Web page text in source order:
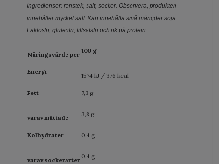
Ingredienser: renstek, salt, socker. Observera, produkten
innehåller mycket salt. Kan innehålla små mängder soja.
Laktosfri, glutenfri, tillsatsfri och rik på protein.
Näringsvärde per
100 g
Energi
1574 kJ / 376 kcal
Fett 7,3 g
varav mättade
3,8 g
Kolhydrater 0,4 g
varav sockerarter
0,4 g